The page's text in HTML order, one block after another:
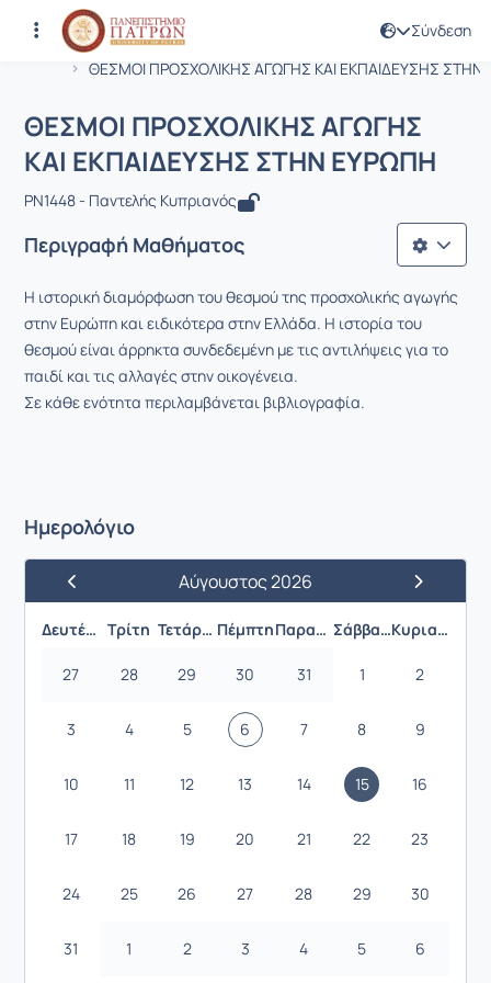
Σύνδεση
Αρχική Σελίδα
ΘΕΣΜΟΙ ΠΡΟΣΧΟΛΙΚΗΣ ΑΓΩΓΗΣ ΚΑΙ ΕΚΠΑΙΔΕΥΣΗΣ ΣΤΗΝ
Μάθημα : ΘΕΣΜΟΙ ΠΡΟΣΧΟΛΙΚΗΣ
Κωδικός : PN1448
ΘΕΣΜΟΙ ΠΡΟΣΧΟΛΙΚΗΣ ΑΓΩΓΗΣ
ΚΑΙ ΕΚΠΑΙΔΕΥΣΗΣ ΣΤΗΝ ΕΥΡΩΠΗ
PN1448 - Παντελής Κυπριανός
Περιγραφή Μαθήματος
H ιστορική διαμόρφωση του θεσμού της προσχολικής αγωγής
στην Ευρώπη και ειδικότερα στην Ελλάδα. Η ιστορία του
θεσμού είναι άρρηκτα συνδεδεμένη με τις αντιλήψεις για το
παιδί και τις αλλαγές στην οικογένεια.
Σε κάθε ενότητα περιλαμβάνεται βιβλιογραφία.
Ημερολόγιο
Προηγούμενος ΜήναςΑύγουστος 2026
Επόμενος
Δευτέρα Τρίτη Τετάρτη Πέμπτη Παρασκευή Σάββατο Κυριακή
27 28 29 30 31 1 2
3 4 5 6 7 8 9
10 11 12 13 14 15 16
17 18 19 20 21 22 23
24 25 26 27 28 29 30
31 1 2 3 4 5 6